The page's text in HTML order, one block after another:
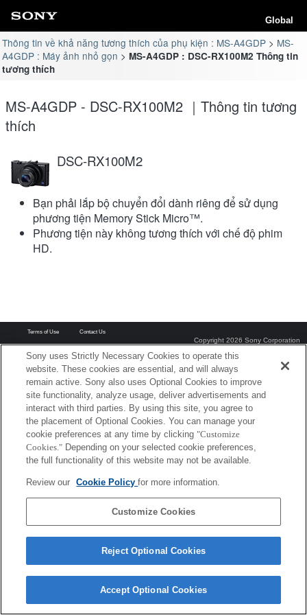
Global
Thông tin về khả năng tương thích của phụ kiện : MS-A4GDP
MS-
A4GDP : Máy ảnh nhỏ gọn
MS-A4GDP : DSC-RX100M2 Thông tin
tương thích
MS-A4GDP - DSC-RX100M2 ｜Thông tin tương
thích
DSC-RX100M2
Bạn phải lắp bộ chuyển đổi dành riêng để sử dụng
phương tiện Memory Stick Micro™.
Phương tiện này không tương thích với chế độ phim
HD.
Terms of Use Contact Us
Copyright 2026 Sony Corporation
Sony uses Strictly Necessary Cookies to operate this
website. These cookies are essential, and will always
remain active. Sony also uses Optional Cookies to improve
site functionality, analyze usage, deliver advertisements and
interact with third parties. By using this site, you agree to
the placement of Optional Cookies. You can manage your
cookie preferences at any time by clicking "Customize
Cookies." Depending on your selected cookie preferences,
the full functionality of this website may not be available.
Review our Cookie Policyfor more information.
Customize Cookies
Reject Optional Cookies
Accept Optional Cookies